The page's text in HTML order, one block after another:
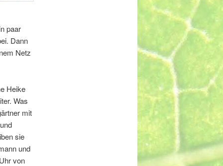
paar
Dann
Netz
Heike
Was
mit
sie
und
von